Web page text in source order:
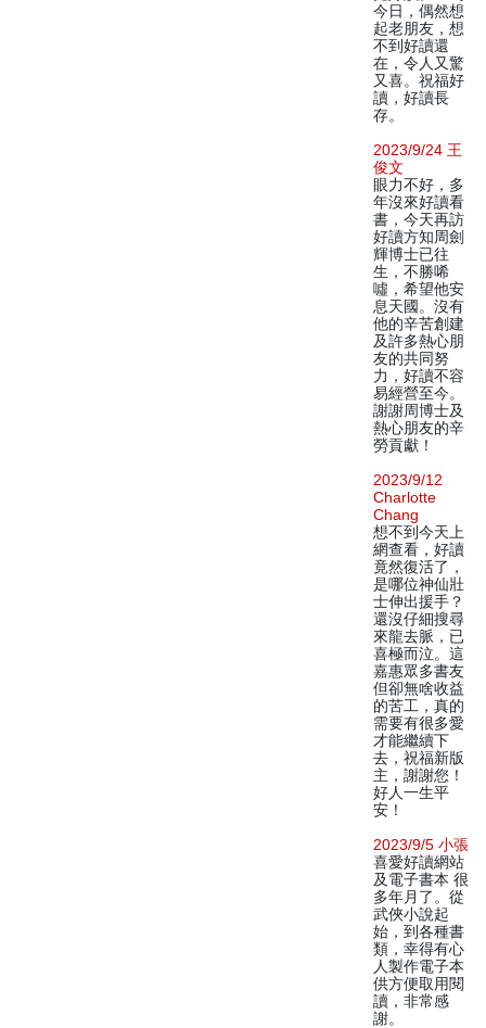
今日，偶然想
起老朋友，想
不到好讀還
在，令人又驚
又喜。祝福好
讀，好讀長
存。
2023/9/24 王
俊文
眼力不好，多
年沒來好讀看
書，今天再訪
好讀方知周劍
輝博士已往
生，不勝唏
噓，希望他安
息天國。沒有
他的辛苦創建
及許多熱心朋
友的共同努
力，好讀不容
易經營至今。
謝謝周博士及
熱心朋友的辛
勞貢獻！
2023/9/12
Charlotte
Chang
想不到今天上
網查看，好讀
竟然復活了，
是哪位神仙壯
士伸出援手？
還沒仔細搜尋
來龍去脈，已
喜極而泣。這
嘉惠眾多書友
但卻無啥收益
的苦工，真的
需要有很多愛
才能繼續下
去，祝福新版
主，謝謝您！
好人一生平
安！
2023/9/5 小張
喜愛好讀網站
及電子書本 很
多年月了。從
武俠小說起
始，到各種書
類，幸得有心
人製作電子本
供方便取用閱
讀，非常感
謝。